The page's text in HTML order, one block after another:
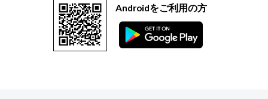
Androidをご利用の方